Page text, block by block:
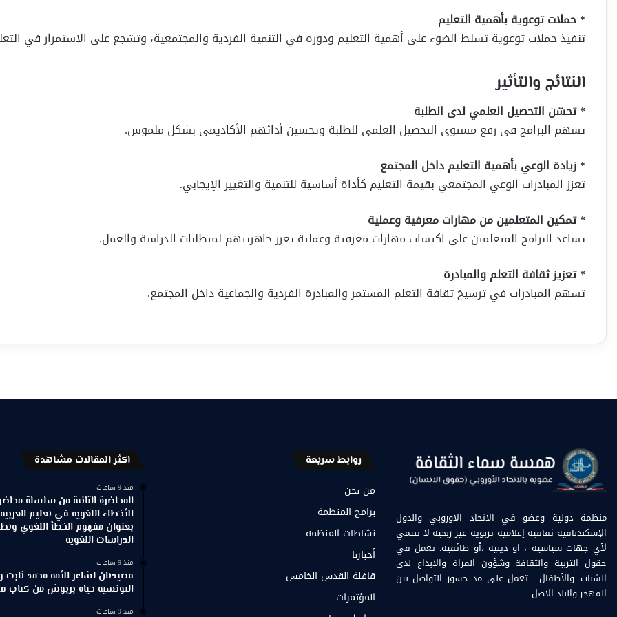
* حملات توعوية بأهمية التعليم
تنفيذ حملات توعوية تسلط الضوء على أهمية التعليم ودوره في التنمية الفردية والمجتمعية، وتشجع على الاستمرار في
النتائج والتأثير
* تحسّن التحصيل العلمي لدى الطلبة
تسهم البرامج في رفع مستوى التحصيل العلمي للطلبة وتحسين أدائهم الأكاديمي بشكل ملموس.
* زيادة الوعي بأهمية التعليم داخل المجتمع
تعزز المبادرات الوعي المجتمعي بقيمة التعليم كأداة أساسية للتنمية والتغيير الإيجابي.
* تمكين المتعلمين من مهارات معرفية وعملية
تساعد البرامج المتعلمين على اكتساب مهارات معرفية وعملية تعزز جاهزيتهم لمتطلبات الدراسة والعمل.
* تعزيز ثقافة التعلم والمبادرة
تسهم المبادرات في ترسيخ ثقافة التعلم المستمر والمبادرة الفردية والجماعية داخل المجتمع.
منظمة دولية وعضو في الاتحاد الاوروبي والدول
الإسكندنافية ثقافية إعلامية تربوية غير ربحية لا تنتمي
لأي جهات سياسية ، او دينية ،أو طائفية. تعمل في
حقول التربية والثقافة وشؤون المراة والابداع لدى
الشباب. والأطفال . تعمل على مد جسور التواصل بين
المهجر والبلد الاصل.
روابط سريعة
من نحن
برامج المنظمة
نشاطات المنظمة
أخبارنا
قافلة القدس الخامس
المؤتمرات
اكثر المقالات مشاهدة
منذ 9 ساعات
المحاضرة الثانية من سلسلة
الأخطاء اللغوية في تعليم
بعنوان مفهوم الخطأ اللغوي
الدراسات اللغوية
منذ 9 ساعات
قصيدتان لشاعر الأمة محمد ثابت
التونسية حياة بربوش من كتاب
منذ 9 ساعات